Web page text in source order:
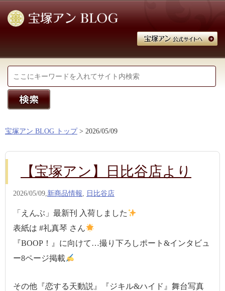
宝塚アン BLOG トップ > 2026/05/09
【宝塚アン】日比谷店より
2026/05/09,新商品情報, 日比谷店
「えんぶ」最新刊 入荷しました
表紙は #礼真琴 さん
『BOOP！』に向けて…撮り下ろしポート&インタビュ
ー8ページ掲載
その他『恋する天動説』『ジキル&ハイド』舞台写真